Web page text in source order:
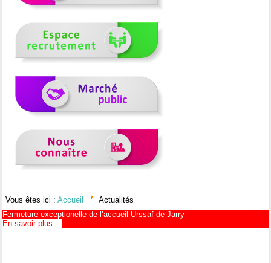
Vous êtes ici :Accueil
Actualités
Fermeture exceptionelle de l’accueil Urssaf de Jarry
En savoir plus ...